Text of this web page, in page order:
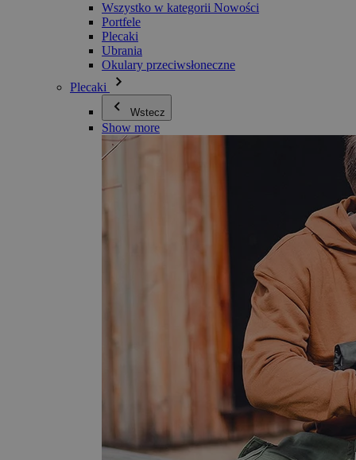
Wszystko w kategorii Nowości
Portfele
Plecaki
Ubrania
Okulary przeciwsłoneczne
Plecaki
Wstecz
Show more